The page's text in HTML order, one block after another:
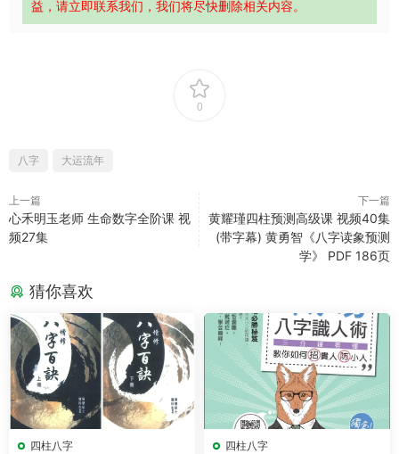
益，请立即联系我们，我们将尽快删除相关内容。
0
八字 大运流年
上一篇
心禾明玉老师 生命数字全阶课 视
频27集
下一篇
黄耀瑾四柱预测高级课 视频40集
(带字幕) 黄勇智《八字读象预测
学》 PDF 186页
猜你喜欢
四柱八字
四柱八字